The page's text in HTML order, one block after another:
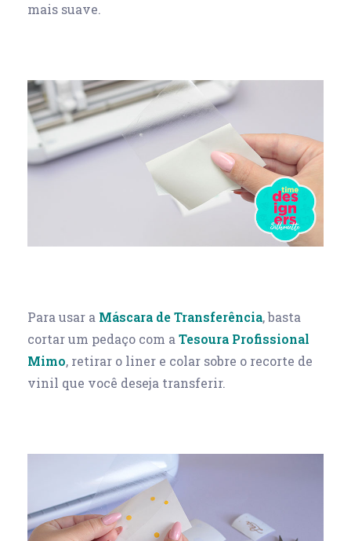
mais suave.
Para usar a Máscara de Transferência, basta
cortar um pedaço com aTesoura Profissional
Mimo, retirar o liner e colar sobre o recorte de
vinil que você deseja transferir.